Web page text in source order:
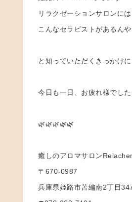
リラクゼーションサロンには
こんなセラピストがあるんや
と知っていただくきっかけに
今日も一日、お疲れ様でした
🌿🌿🌿🌿🌿
癒しのアロマサロン
〒670-0987
兵庫県姫路市苫編南2丁目